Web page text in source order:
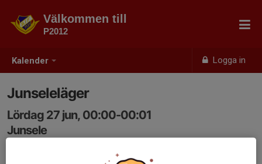
Kalender Logga in
Välkommen till
P2012
Junseleläger
Lördag 27 jun, 00:00-00:01
Junsele